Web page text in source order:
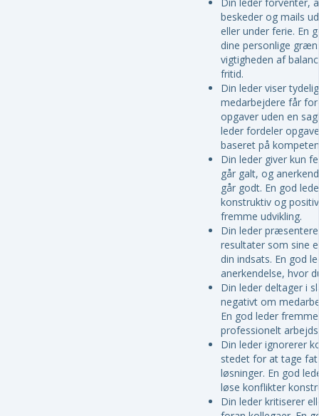
beskeder og mails
eller under ferie. En
dine personlige
vigtigheden af
fritid.
Din leder viser
medarbejdere får
opgaver uden en
leder fordeler
baseret på
Din leder giver kun
går galt, og
går godt. En god
konstruktiv og
fremme udvikling.
Din leder
resultater som sine
din indsats. En god
anerkendelse, hvor
Din leder deltager i
negativt om
En god leder
professionelt
Din leder ignorerer
stedet for at tage
løsninger. En god
løse konflikter
Din leder kritiserer